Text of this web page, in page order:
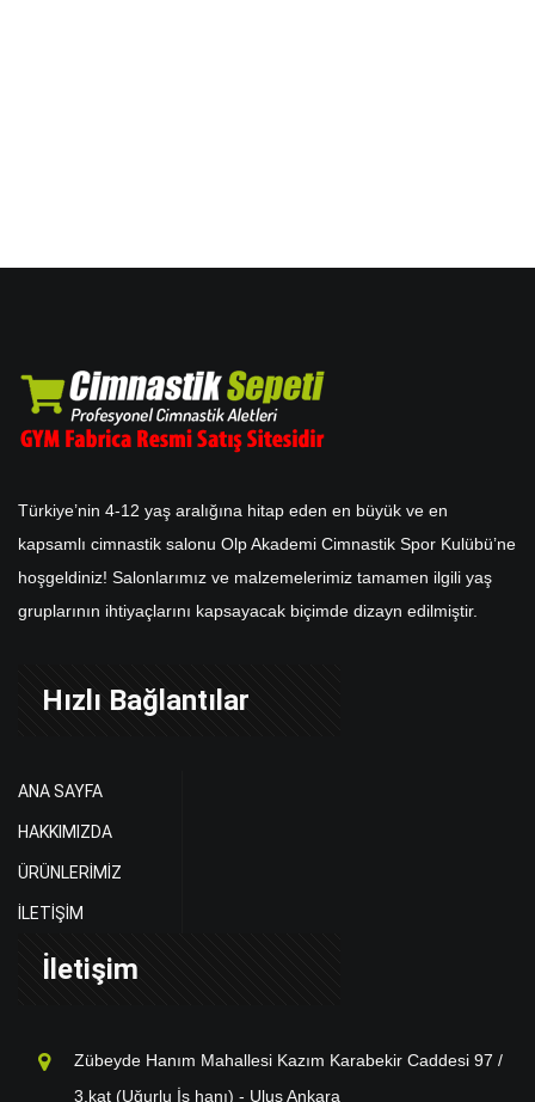
Türkiye’nin 4-12 yaş aralığına hitap eden en büyük ve en
kapsamlı cimnastik salonu Olp Akademi Cimnastik Spor Kulübü’ne
hoşgeldiniz! Salonlarımız ve malzemelerimiz tamamen ilgili yaş
gruplarının ihtiyaçlarını kapsayacak biçimde dizayn edilmiştir.
Hızlı Bağlantılar
ANA SAYFA
HAKKIMIZDA
ÜRÜNLERİMİZ
İLETİŞİM
İletişim
Zübeyde Hanım Mahallesi Kazım Karabekir Caddesi 97 /
3.kat (Uğurlu İş hanı) - Ulus Ankara